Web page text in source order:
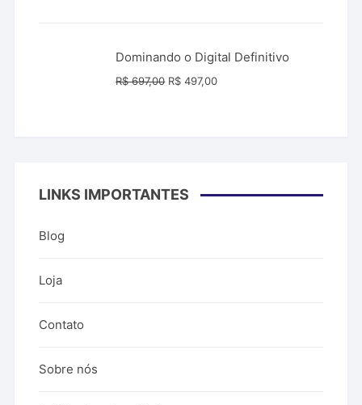
R$ 99,00.R$ 39,99.
Dominando o Digital Definitivo
R$697,00 O
R$ 497,00O
LINKS IMPORTANTES
Blog
Loja
Contato
Sobre nós